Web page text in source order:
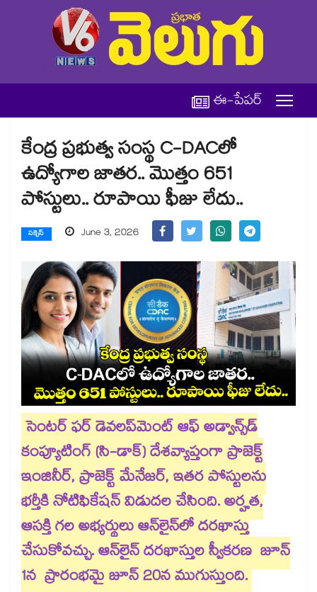
ఈ-పేపర్
కేంద్ర ప్రభుత్వ సంస్థ C-DACలో
ఉద్యోగాల జాతర.. మొత్తం 651
పోస్టులు.. రూపాయి ఫీజు లేదు..
సక్సెస్ June 3, 2026
సెంటర్ ఫర్ డెవలప్‌మెంట్ ఆఫ్ అడ్వాన్స్​డ్
కంప్యూటింగ్ (సి-డాక్) దేశవ్యాప్తంగా ప్రాజెక్ట్
ఇంజినీర్, ప్రాజెక్ట్ మేనేజర్, ఇతర పోస్టులను
భర్తీకి నోటిఫికేషన్ విడుదల చేసింది. అర్హత,
ఆసక్తి గల అభ్యర్థులు ఆన్‌లైన్‌లో దరఖాస్తు
చేసుకోవచ్చు. ఆన్‌లైన్ దరఖాస్తుల స్వీకరణ జూన్
1న ప్రారంభమై జూన్ 20న ముగుస్తుంది.